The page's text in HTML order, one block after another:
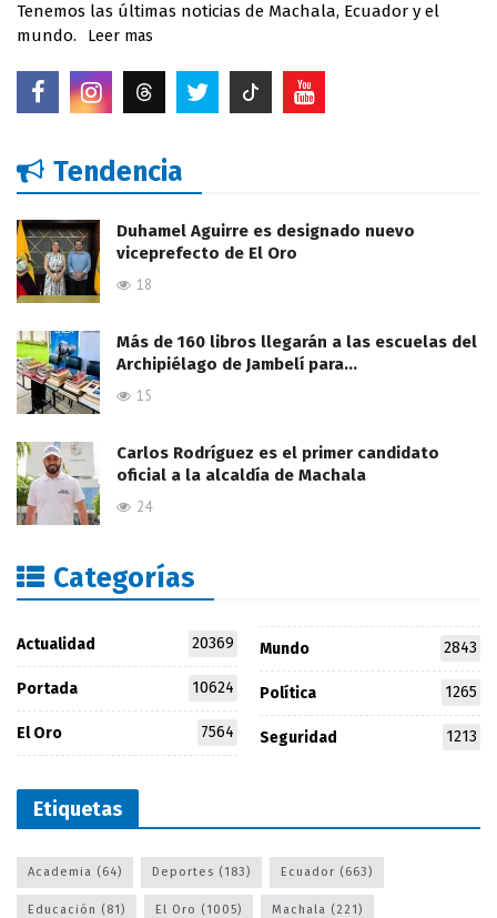
Tenemos las últimas noticias de Machala, Ecuador y el
mundo.
Leer mas
Tendencia
Duhamel Aguirre es designado nuevo
viceprefecto de El Oro
18
Más de 160 libros llegarán a las escuelas del
Archipiélago de Jambelí para…
15
Carlos Rodríguez es el primer candidato
oficial a la alcaldía de Machala
24
Categorías
Actualidad 20369
Portada 10624
El Oro 7564
Mundo 2843
Política 1265
Seguridad 1213
Etiquetas
Academia (64) Deportes (183) Ecuador (663)
Educación (81) El Oro (1005) Machala (221)